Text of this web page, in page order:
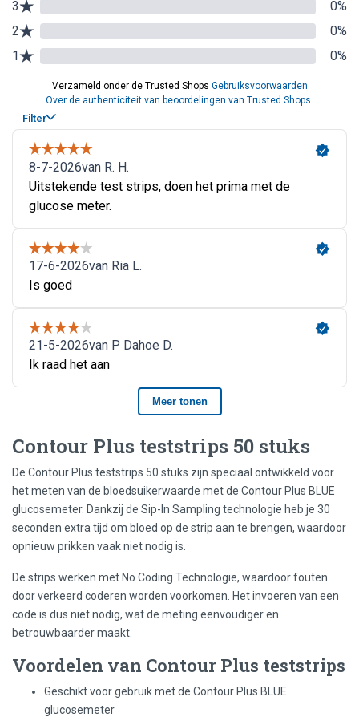
Contour Plus teststrips 50 stuks
De Contour Plus teststrips 50 stuks zijn speciaal ontwikkeld voor
het meten van de bloedsuikerwaarde met de Contour Plus BLUE
glucosemeter. Dankzij de Sip-In Sampling technologie heb je 30
seconden extra tijd om bloed op de strip aan te brengen, waardoor
opnieuw prikken vaak niet nodig is.
De strips werken met No Coding Technologie, waardoor fouten
door verkeerd coderen worden voorkomen. Het invoeren van een
code is dus niet nodig, wat de meting eenvoudiger en
betrouwbaarder maakt.
Voordelen van Contour Plus teststrips
Geschikt voor gebruik met de Contour Plus BLUE
glucosemeter